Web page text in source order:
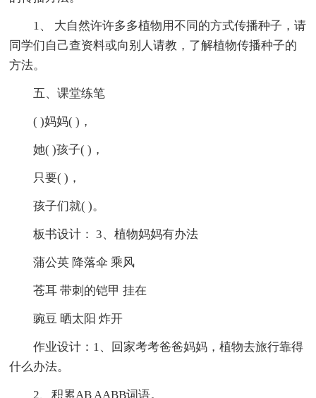
1、 大自然许许多多植物用不同的方式传播种子，请
同学们自己查资料或向别人请教，了解植物传播种子的
方法。
五、课堂练笔
( )妈妈( )，
她( )孩子( )，
只要( )，
孩子们就( )。
板书设计： 3、植物妈妈有办法
蒲公英 降落伞 乘风
苍耳 带刺的铠甲 挂在
豌豆 晒太阳 炸开
作业设计：1、回家考考爸爸妈妈，植物去旅行靠得
什么办法。
2、积累AB AABB词语。